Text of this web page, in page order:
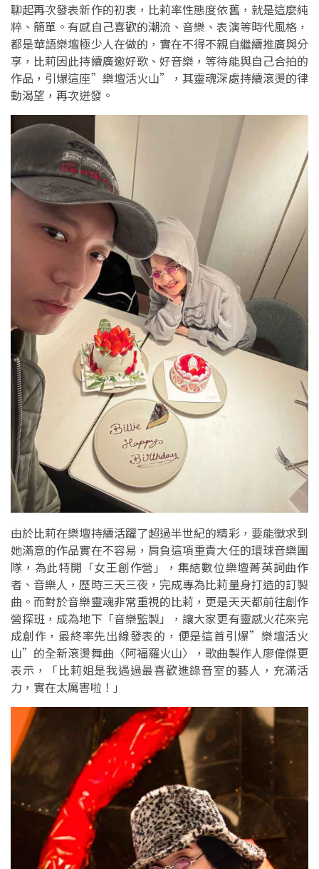
聊起再次發表新作的初衷，比莉率性態度依舊，就是這麼純
粹、簡單。有感自己喜歡的潮流、音樂、表演等時代風格，
都是華語樂壇極少人在做的，實在不得不親自繼續推廣與分
享，比莉因此持續廣邀好歌、好音樂，等待能與自己合拍的
作品，引爆這座”樂壇活火山”，其靈魂深處持續滾燙的律
動渴望，再次迸發。
由於比莉在樂壇持續活躍了超過半世紀的精彩，要能徵求到
她滿意的作品實在不容易，肩負這項重責大任的環球音樂團
隊，為此特開「女王創作營」，集結數位樂壇菁英詞曲作
者、音樂人，歷時三天三夜，完成專為比莉量身打造的訂製
曲。而對於音樂靈魂非常重視的比莉，更是天天都前往創作
營探班，成為地下「音樂監製」，讓大家更有靈感火花來完
成創作，最終率先出線發表的，便是這首引爆”樂壇活火
山”的全新滾燙舞曲〈阿福羅火山〉，歌曲製作人廖偉傑更
表示，「比莉姐是我遇過最喜歡進錄音室的藝人，充滿活
力，實在太厲害啦！」